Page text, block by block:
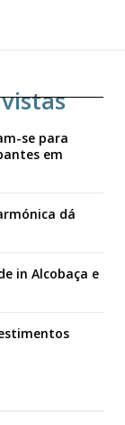
se para
em
dá
in Alcobaça e